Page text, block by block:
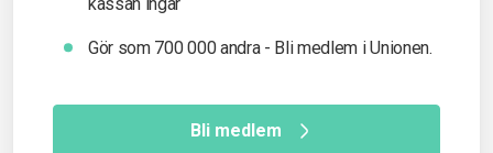
Gör som 700 000 andra - Bli medlem i Unionen.
Bli medlem